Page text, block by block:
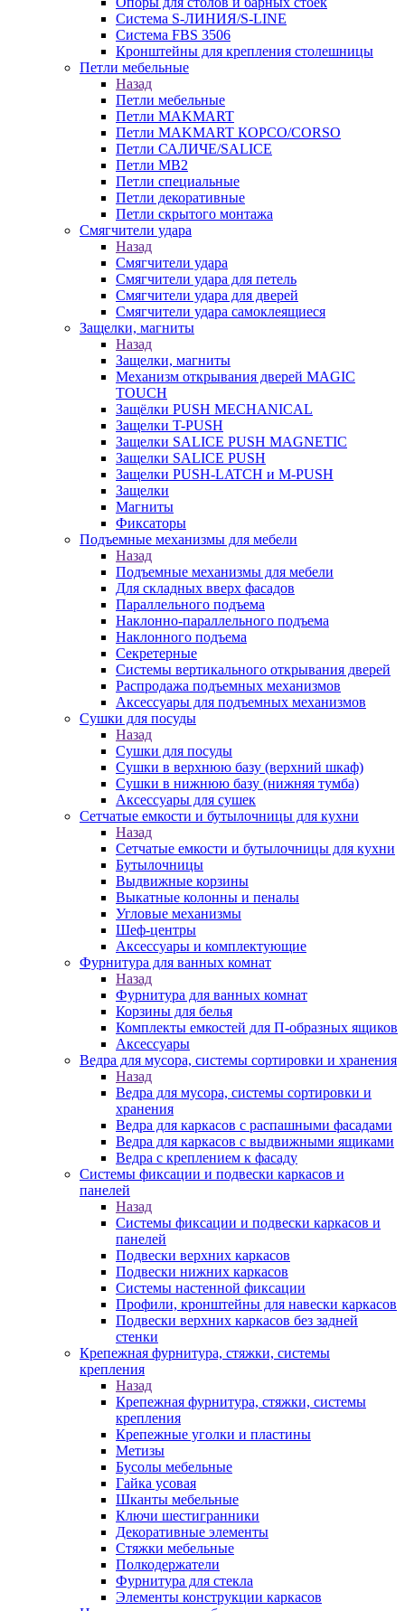
Система S-ЛИНИЯ/S-LINE
Система FBS 3506
Кронштейны для крепления столешницы
Петли мебельные
Назад
Петли мебельные
Петли MAKMART
Петли MAKMART КОРСО/CORSO
Петли САЛИЧЕ/SALICE
Петли MB2
Петли специальные
Петли декоративные
Петли скрытого монтажа
Смягчители удара
Назад
Смягчители удара
Смягчители удара для петель
Смягчители удара для дверей
Cмягчители удара самоклеящиеся
Защелки, магниты
Назад
Защелки, магниты
Механизм открывания дверей MAGIC
TOUCH
Защёлки PUSH MECHANICAL
Защелки T-PUSH
Защелки SALICE PUSH MAGNETIC
Защелки SALICE PUSH
Защелки PUSH-LATCH и M-PUSH
Защелки
Магниты
Фиксаторы
Подъемные механизмы для мебели
Назад
Подъемные механизмы для мебели
Для складных вверх фасадов
Параллельного подъема
Наклонно-параллельного подъема
Наклонного подъема
Секретерные
Системы вертикального открывания дверей
Распродажа подъемных механизмов
Аксессуары для подъемных механизмов
Сушки для посуды
Назад
Сушки для посуды
Сушки в верхнюю базу (верхний шкаф)
Сушки в нижнюю базу (нижняя тумба)
Аксессуары для сушек
Сетчатые емкости и бутылочницы для кухни
Назад
Сетчатые емкости и бутылочницы для кухни
Бутылочницы
Выдвижные корзины
Выкатные колонны и пеналы
Угловые механизмы
Шеф-центры
Аксессуары и комплектующие
Фурнитура для ванных комнат
Назад
Фурнитура для ванных комнат
Корзины для белья
Комплекты емкостей для П-образных ящиков
Аксессуары
Ведра для мусора, системы сортировки и хранения
Назад
Ведра для мусора, системы сортировки и
хранения
Ведра для каркасов с распашными фасадами
Ведра для каркасов с выдвижными ящиками
Ведра с креплением к фасаду
Системы фиксации и подвески каркасов и
панелей
Назад
Системы фиксации и подвески каркасов и
панелей
Подвески верхних каркасов
Подвески нижних каркасов
Системы настенной фиксации
Профили, кронштейны для навески каркасов
Подвески верхних каркасов без задней
стенки
Крепежная фурнитура, стяжки, системы
крепления
Назад
Крепежная фурнитура, стяжки, системы
крепления
Крепежные уголки и пластины
Метизы
Бусолы мебельные
Гайка усовая
Шканты мебельные
Ключи шестигранники
Декоративные элементы
Стяжки мебельные
Полкодержатели
Фурнитура для стекла
Элементы конструкции каркасов